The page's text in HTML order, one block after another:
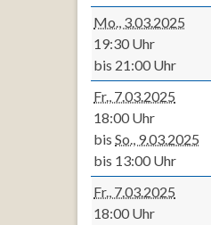
Mo., 3.03.2025
19:30 Uhr
bis 21:00 Uhr
Fr., 7.03.2025
18:00 Uhr
bis So., 9.03.2025
bis 13:00 Uhr
Fr., 7.03.2025
18:00 Uhr